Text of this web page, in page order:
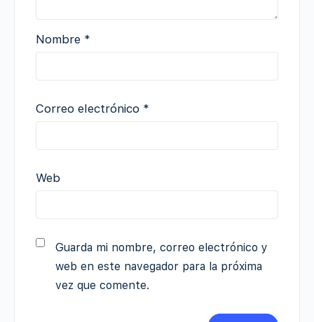
Nombre *
Correo electrónico *
Web
Guarda mi nombre, correo electrónico y
web en este navegador para la próxima
vez que comente.